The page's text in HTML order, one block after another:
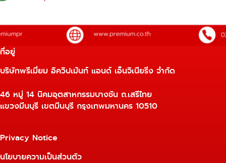
ที่อยู่
บริษัทพรีเมี่ยม อิควิปเม้นท์ แอนด์ เอ็นจิเนียริ่ง จำกัด
46 หมู่ 14 นิคมอุตสาหกรรมบางชัน ถ.เสรีไทย
แขวงมีนบุรี เขตมีนบุรี กรุงเทพมหานคร 10510
Privacy Notice
นโยบายความเป็นส่วนตัว